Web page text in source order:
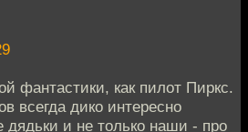
фантастики, как пилот Пиркс.
всегда дико интересно
дядьки и не только наши - про